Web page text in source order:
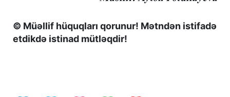
© Müəllif hüquqları qorunur! Mətndən istifadə
etdikdə istinad mütləqdir!